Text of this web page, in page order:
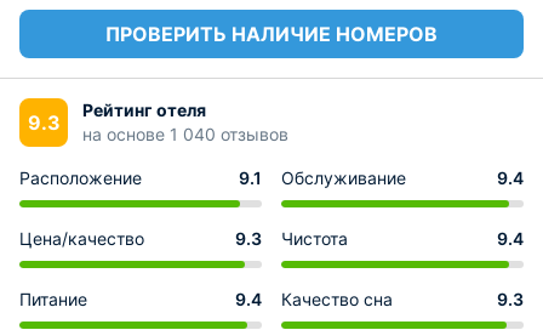
ПРОВЕРИТЬ НАЛИЧИЕ НОМЕРОВ
9.3
Рейтинг отеля
на основе 1 040 отзывов
Расположение 9.1 Обслуживание 9.4
Цена/качество 9.3 Чистота 9.4
Питание 9.4 Качество сна 9.3